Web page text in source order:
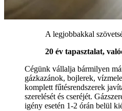
A legjobbakkal
20 év tapasztalat,
Cégünk vállalja bármilyen
gázkazánok, bojlerek,
komplett fűtésrendszerek
szerelését és cseréjét.
igény esetén 1-2 órán belül